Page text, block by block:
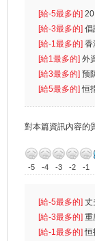
[給-5最多的]
首位
[給-3最多的] 倡
生
[給-1最多的] 香
k）”项目
[給1最多的] 外
[給3最多的] 预
[給5最多的]恒
對本篇資訊內容的
-5 -4 -3 -2 -1
[給-5最多的] 丈
先
[給-3最多的] 重
[給-1最多的]恒